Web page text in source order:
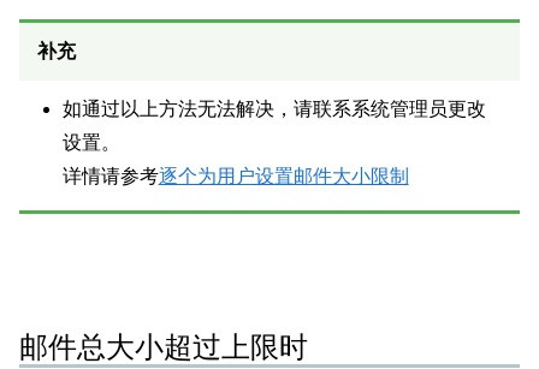
补充
如通过以上方法无法解决，请联系系统管理员更改
设置。
详情请参考逐个为用户设置邮件大小限制
邮件总大小超过上限时